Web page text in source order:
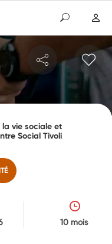
vie sociale et
Social Tivoli
10 mois